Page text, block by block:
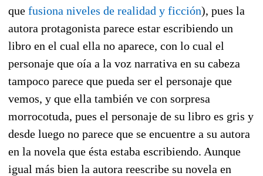
que fusiona niveles de realidad y ficción), pues la
autora protagonista parece estar escribiendo un
libro en el cual ella no aparece, con lo cual el
personaje que oía a la voz narrativa en su cabeza
tampoco parece que pueda ser el personaje que
vemos, y que ella también ve con sorpresa
morrocotuda, pues el personaje de su libro es gris y
desde luego no parece que se encuentre a su autora
en la novela que ésta estaba escribiendo. Aunque
igual más bien la autora reescribe su novela en